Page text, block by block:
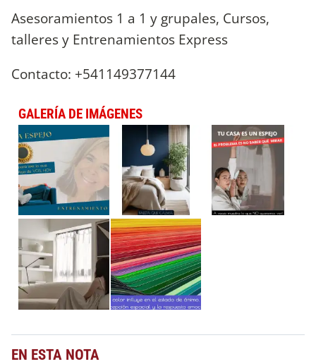
Asesoramientos 1 a 1 y grupales, Cursos,
talleres y Entrenamientos Express
Contacto: +541149377144
GALERÍA DE IMÁGENES
EN ESTA NOTA